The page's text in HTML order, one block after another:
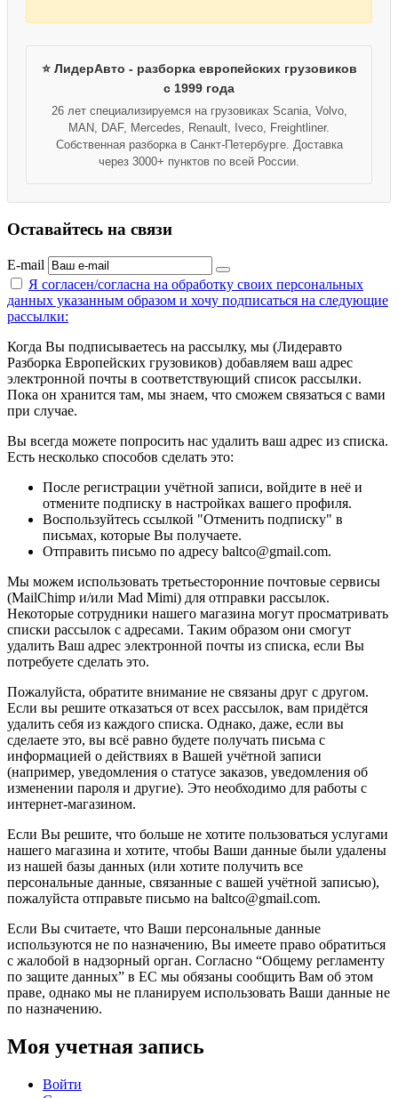
⭐ ЛидерАвто - разборка европейских грузовиков
с 1999 года
26 лет специализируемся на грузовиках Scania, Volvo,
MAN, DAF, Mercedes, Renault, Iveco, Freightliner.
Собственная разборка в Санкт-Петербурге. Доставка
через 3000+ пунктов по всей России.
Оставайтесь на связи
E-mail
Я согласен/согласна на обработку своих персональных
данных указанным образом и хочу подписаться на следующие
рассылки:
Когда Вы подписываетесь на рассылку, мы (Лидеравто
Разборка Европейских грузовиков) добавляем ваш адрес
электронной почты в соответствующий список рассылки.
Пока он хранится там, мы знаем, что сможем связаться с вами
при случае.
Вы всегда можете попросить нас удалить ваш адрес из списка.
Есть несколько способов сделать это:
После регистрации учётной записи, войдите в неё и
отмените подписку в настройках вашего профиля.
Воспользуйтесь ссылкой "Отменить подписку" в
письмах, которые Вы получаете.
Отправить письмо по адресу baltco@gmail.com.
Мы можем использовать третьесторонние почтовые сервисы
(MailChimp и/или Mad Mimi) для отправки рассылок.
Некоторые сотрудники нашего магазина могут просматривать
списки рассылок с адресами. Таким образом они смогут
удалить Ваш адрес электронной почты из списка, если Вы
потребуете сделать это.
Пожалуйста, обратите внимание не связаны друг с другом.
Если вы решите отказаться от всех рассылок, вам придётся
удалить себя из каждого списка. Однако, даже, если вы
сделаете это, вы всё равно будете получать письма с
информацией о действиях в Вашей учётной записи
(например, уведомления о статусе заказов, уведомления об
изменении пароля и другие). Это необходимо для работы с
интернет-магазином.
Если Вы решите, что больше не хотите пользоваться услугами
нашего магазина и хотите, чтобы Ваши данные были удалены
из нашей базы данных (или хотите получить все
персональные данные, связанные с вашей учётной записью),
пожалуйста отправьте письмо на baltco@gmail.com.
Если Вы считаете, что Ваши персональные данные
используются не по назначению, Вы имеете право обратиться
с жалобой в надзорный орган. Согласно “Общему регламенту
по защите данных” в ЕС мы обязаны сообщить Вам об этом
праве, однако мы не планируем использовать Ваши данные не
по назначению.
Моя учетная запись
Войти